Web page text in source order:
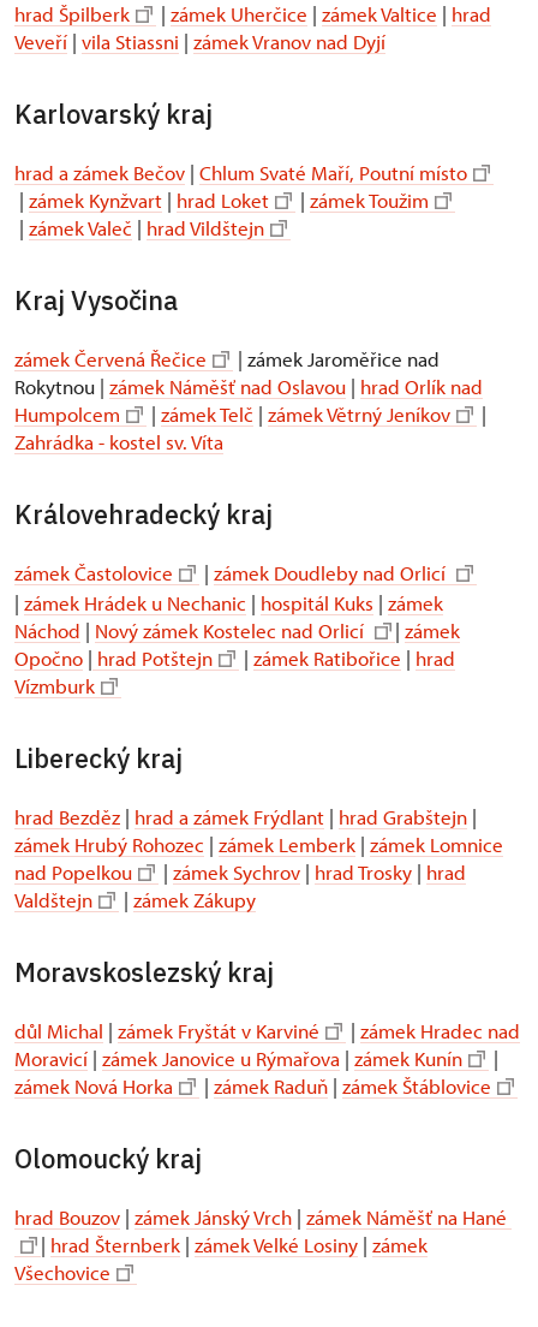
hrad Špilberk | zámek Uherčice | zámek Valtice | hrad
Veveří | vila Stiassni | zámek Vranov nad Dyjí
Karlovarský kraj
hrad a zámek Bečov | Chlum Svaté Maří, Poutní místo
| zámek Kynžvart | hrad Loket | zámek Toužim
| zámek Valeč | hrad Vildštejn
Kraj Vysočina
zámek Červená Řečice
| zámek Jaroměřice nad
Rokytnou | zámek Náměšť nad Oslavou | hrad Orlík nad
Humpolcem
| zámek Telč | zámek Větrný Jeníkov
|
Zahrádka - kostel sv. Víta
Královehradecký kraj
zámek Častolovice | zámek Doudleby nad Orlicí
| zámek Hrádek u Nechanic | hospitál Kuks | zámek
Náchod | Nový zámek Kostelec nad Orlicí | zámek
Opočno | hrad Potštejn | zámek Ratibořice | hrad
Vízmburk
Liberecký kraj
hrad Bezděz | hrad a zámek Frýdlant | hrad Grabštejn |
zámek Hrubý Rohozec | zámek Lemberk | zámek Lomnice
nad Popelkou
| zámek Sychrov | hrad Trosky | hrad
Valdštejn
| zámek Zákupy
Moravskoslezský kraj
důl Michal | zámek Fryštát v Karviné | zámek Hradec nad
Moravicí | zámek Janovice u Rýmařova | zámek Kunín
|
zámek Nová Horka
| zámek Raduň | zámek Štáblovice
Olomoucký kraj
hrad Bouzov | zámek Jánský Vrch | zámek Náměšť na Hané
| hrad Šternberk | zámek Velké Losiny | zámek
Všechovice